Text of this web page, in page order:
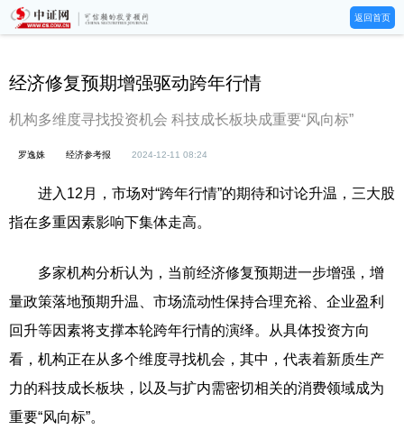
返回首页
经济修复预期增强驱动跨年行情
机构多维度寻找投资机会 科技成长板块成重要“风向标”
罗逸姝 经济参考报 2024-12-11 08:24
进入12月，市场对“跨年行情”的期待和讨论升温，三大股
指在多重因素影响下集体走高。
多家机构分析认为，当前经济修复预期进一步增强，增
量政策落地预期升温、市场流动性保持合理充裕、企业盈利
回升等因素将支撑本轮跨年行情的演绎。从具体投资方向
看，机构正在从多个维度寻找机会，其中，代表着新质生产
力的科技成长板块，以及与扩内需密切相关的消费领域成为
重要“风向标”。